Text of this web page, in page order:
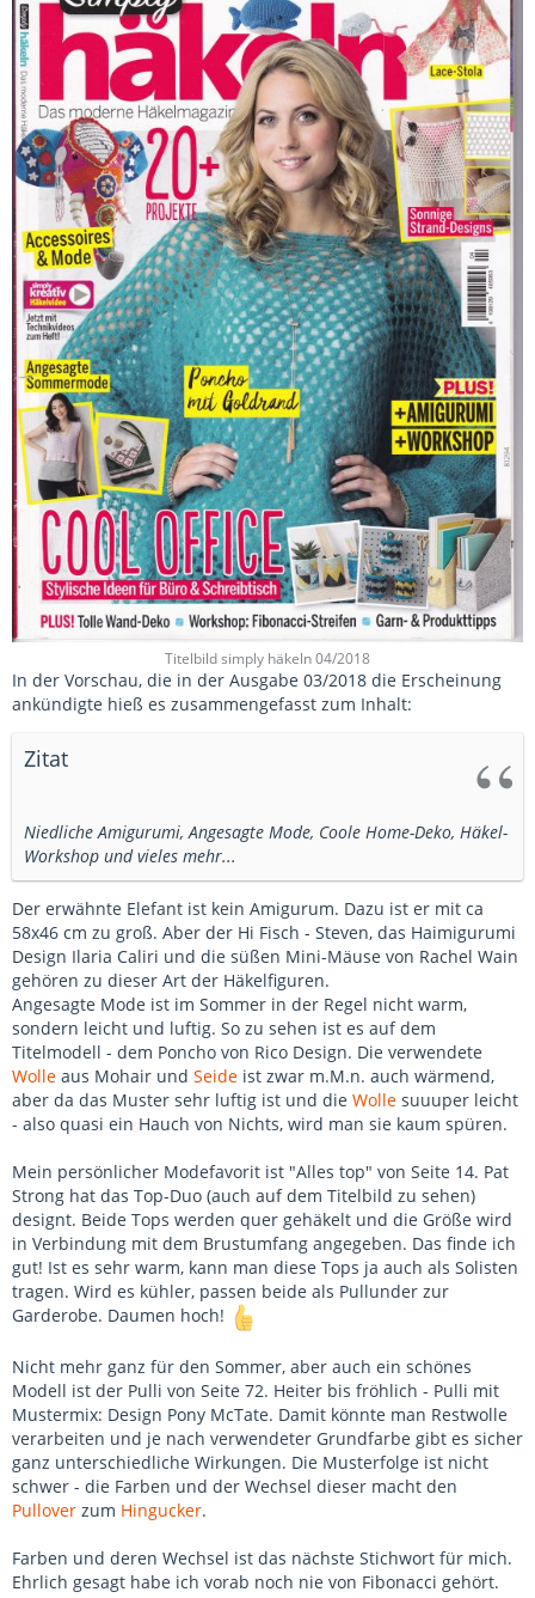
Titelbild simply häkeln 04/2018
In der Vorschau, die in der Ausgabe 03/2018 die Erscheinung
ankündigte hieß es zusammengefasst zum Inhalt:
Zitat
Niedliche Amigurumi, Angesagte Mode, Coole Home-Deko, Häkel-
Workshop und vieles mehr...
Der erwähnte Elefant ist kein Amigurum. Dazu ist er mit ca
58x46 cm zu groß. Aber der Hi Fisch - Steven, das Haimigurumi
Design Ilaria Caliri und die süßen Mini-Mäuse von Rachel Wain
gehören zu dieser Art der Häkelfiguren.
Angesagte Mode ist im Sommer in der Regel nicht warm,
sondern leicht und luftig. So zu sehen ist es auf dem
Titelmodell - dem Poncho von Rico Design. Die verwendete
Wolle aus Mohair und Seide ist zwar m.M.n. auch wärmend,
aber da das Muster sehr luftig ist und die Wolle suuuper leicht
- also quasi ein Hauch von Nichts, wird man sie kaum spüren.
Mein persönlicher Modefavorit ist "Alles top" von Seite 14. Pat
Strong hat das Top-Duo (auch auf dem Titelbild zu sehen)
designt. Beide Tops werden quer gehäkelt und die Größe wird
in Verbindung mit dem Brustumfang angegeben. Das finde ich
gut! Ist es sehr warm, kann man diese Tops ja auch als Solisten
tragen. Wird es kühler, passen beide als Pullunder zur
Garderobe. Daumen hoch!
Nicht mehr ganz für den Sommer, aber auch ein schönes
Modell ist der Pulli von Seite 72. Heiter bis fröhlich - Pulli mit
Mustermix: Design Pony McTate. Damit könnte man Restwolle
verarbeiten und je nach verwendeter Grundfarbe gibt es sicher
ganz unterschiedliche Wirkungen. Die Musterfolge ist nicht
schwer - die Farben und der Wechsel dieser macht den
Pullover zum Hingucker.
Farben und deren Wechsel ist das nächste Stichwort für mich.
Ehrlich gesagt habe ich vorab noch nie von Fibonacci gehört.